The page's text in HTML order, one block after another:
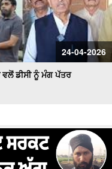
24-04-2026
ਡੀਸੀ ਨੂੰ ਮੰਗ ਪੱਤਰ